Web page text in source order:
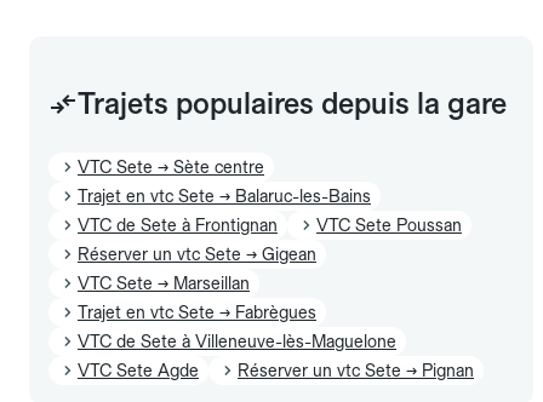
Trajets populaires depuis la gare
VTC Sete → Sète centre
Trajet en vtc Sete → Balaruc-les-Bains
VTC de Sete à Frontignan
VTC Sete Poussan
Réserver un vtc Sete → Gigean
VTC Sete → Marseillan
Trajet en vtc Sete → Fabrègues
VTC de Sete à Villeneuve-lès-Maguelone
VTC Sete Agde
Réserver un vtc Sete → Pignan